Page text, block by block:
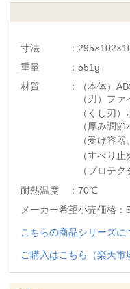
寸法 ：
重量 ：551g
材質 ：（本体）
（刃）ファイン
（くし刃）ポリ
（厚み調節バー
（受け容器
（すべり止め
（プロテ
耐熱温度 ：70℃
メーカー希望小売価格：
こちらの商品シリーズに
ご購入はこちら（楽天市